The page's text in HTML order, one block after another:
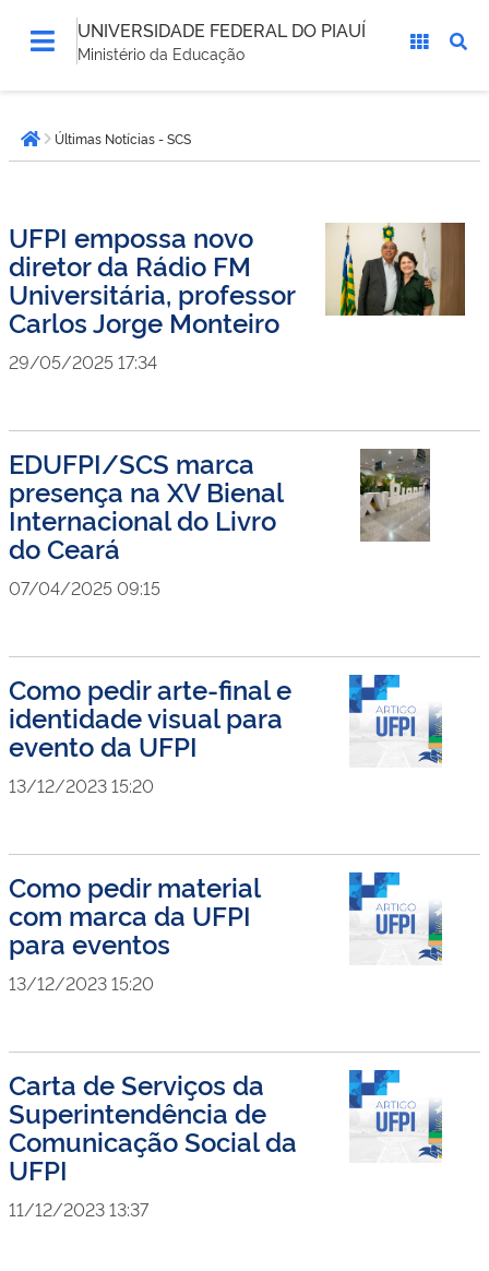
UNIVERSIDADE FEDERAL DO PIAUÍ
Ministério da Educação
está
aqui:Página inicial
Últimas Notícias - SCS
UFPI empossa novo
diretor da Rádio FM
Universitária, professor
Carlos Jorge Monteiro
29/05/2025 17:34
EDUFPI/SCS marca
presença na XV Bienal
Internacional do Livro
do Ceará
07/04/2025 09:15
Como pedir arte-final e
identidade visual para
evento da UFPI
13/12/2023 15:20
Como pedir material
com marca da UFPI
para eventos
13/12/2023 15:20
Carta de Serviços da
Superintendência de
Comunicação Social da
UFPI
11/12/2023 13:37